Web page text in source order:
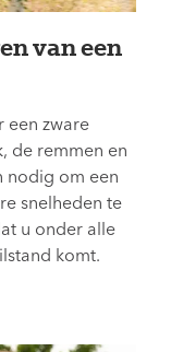
van een
een zware
de remmen en
nodig om een
snelheden te
u onder alle
komt.